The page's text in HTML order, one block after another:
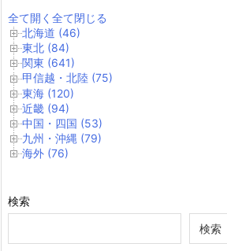
全て開く 全て閉じる
北海道 (46)
東北 (84)
関東 (641)
甲信越・北陸 (75)
東海 (120)
近畿 (94)
中国・四国 (53)
九州・沖縄 (79)
海外 (76)
検索
検索